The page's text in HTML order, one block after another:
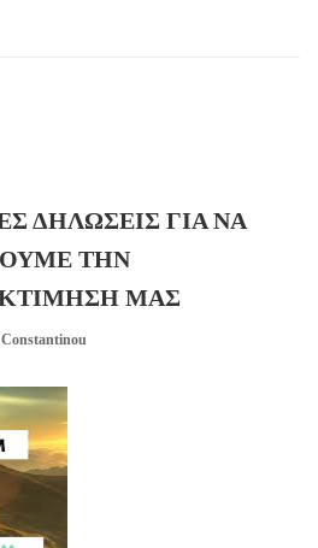
ΔΗΛΩΣΕΙΣ ΓΙΑ ΝΑ
ΤΗΝ
ΜΑΣ